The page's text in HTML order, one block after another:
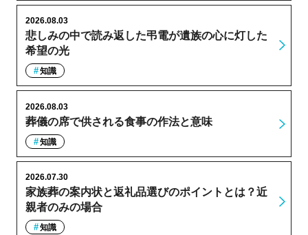
悲しみの中で読み返した弔電が遺族の心に灯した
希望の光
2026.08.03
知識
葬儀の席で供される食事の作法と意味
2026.08.03
知識
家族葬の案内状と返礼品選びのポイントとは？近
親者のみの場合
2026.07.30
知識